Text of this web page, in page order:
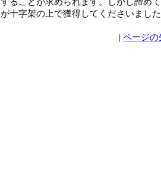
が十字架の上で獲得してくださいまし
| ページの